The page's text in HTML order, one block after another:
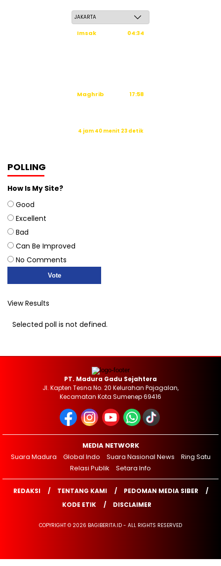
Imsak
04:34
Maghrib
17:58
4 jam 40 menit 23 detik
POLLING
How Is My Site?
Good
Excellent
Bad
Can Be Improved
No Comments
View Results
Selected poll is not defined.
PT. Madura Gadu Sejahtera
Jl. Kapten Tesna No. 20 Kelurahan Pajagalan,
Kecamatan Kota Sumenep 69416
MEDIA NETWORK
Suara Madura
Global Indo Suara Nasional News
Ring Satu
Relasi Publik
Setara Info
REDAKSI TENTANG KAMI
PEDOMAN MEDIA SIBER
KODE ETIK
DISCLAIMER
COPYRIGHT © 2026 BAGIBERITA.ID - ALL RIGHTS RESERVED